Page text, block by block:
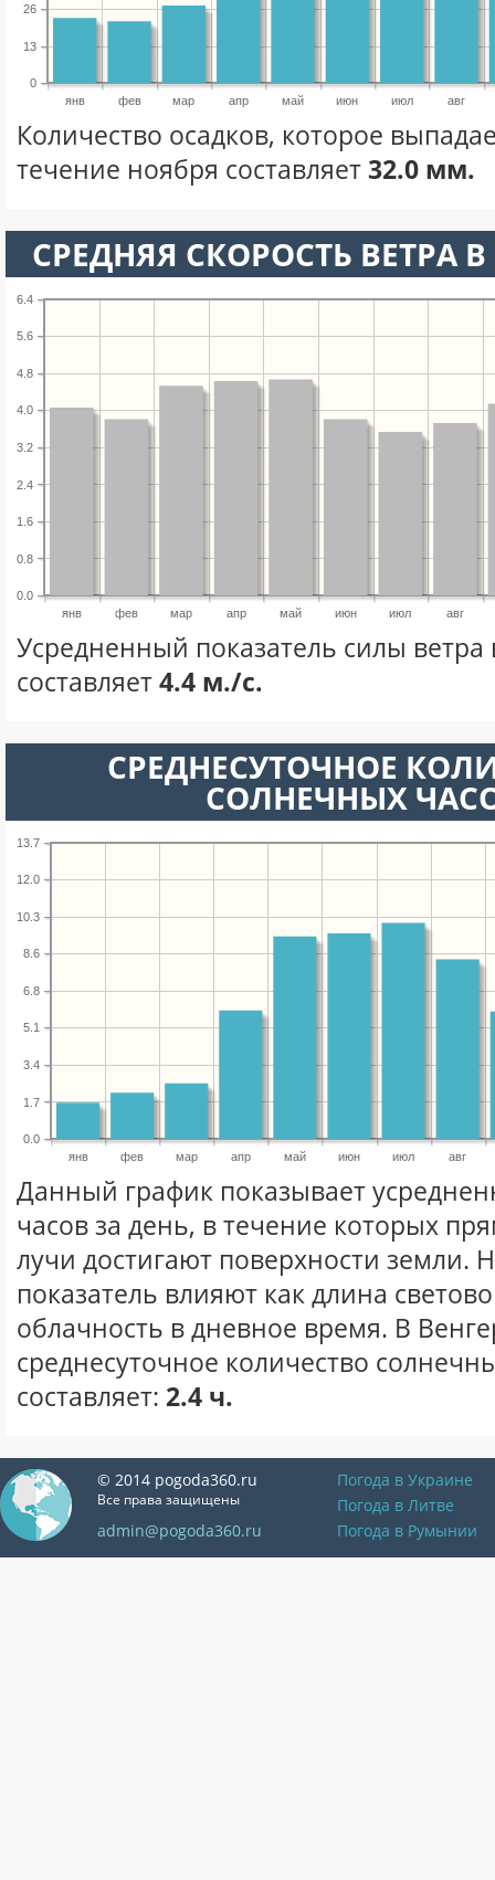
янв фев мар апр май июн июл авг
0
13
26
Количество осадков, которое
течение ноября составляет32.0 мм.
СРЕДНЯЯ СКОРОСТЬ ВЕТРА
янв фев мар апр май июн июл авг
0.0
0.8
1.6
2.4
3.2
4.0
4.8
5.6
6.4
Усредненный показатель силы ветра
составляет4.4 м./с.
СРЕДНЕСУТОЧНОЕ
СОЛНЕЧНЫХ
янв фев мар апр май июн июл авг
0.0
1.7
3.4
5.1
6.8
8.6
10.3
12.0
13.7
Данный график показывает
часов за день, в течение которых
лучи достигают поверхности земли.
показатель влияют как длина
облачность в дневное время. В
среднесуточное количество
составляет: 2.4 ч.
© 2014 pogoda360.ru
Все права защищены
admin@pogoda360.ru
Погода в Украине
Погода в Литве
Погода в Румынии